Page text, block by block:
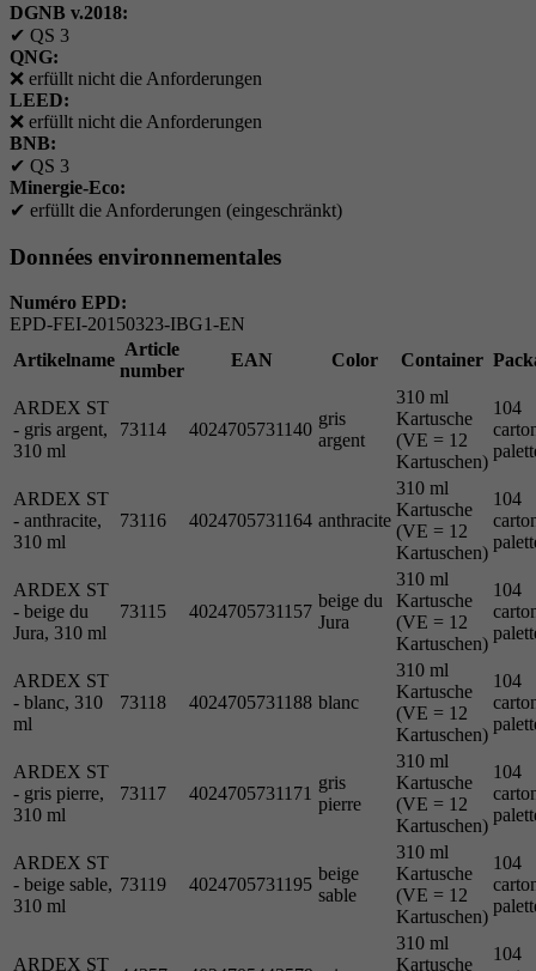
DGNB v.2018:
✔ QS 3
QNG:
❌ erfüllt nicht die Anforderungen
LEED:
❌ erfüllt nicht die Anforderungen
BNB:
✔ QS 3
Minergie-Eco:
✔ erfüllt die Anforderungen (eingeschränkt)
Données environnementales
Numéro EPD:
EPD-FEI-20150323-IBG1-EN
Artikelname
Article
number
EAN Color Container
ARDEX ST
- gris argent,
310 ml
73114 4024705731140
gris
argent
310 ml
Kartusche
(VE = 12
Kartuschen)
104
ARDEX ST
- anthracite,
310 ml
73116 4024705731164 anthracite
310 ml
Kartusche
(VE = 12
Kartuschen)
104
ARDEX ST
- beige du
Jura, 310 ml
73115 4024705731157
beige du
Jura
310 ml
Kartusche
(VE = 12
Kartuschen)
104
ARDEX ST
- blanc, 310
ml
73118 4024705731188 blanc
310 ml
Kartusche
(VE = 12
Kartuschen)
104
ARDEX ST
- gris pierre,
310 ml
73117 4024705731171
gris
pierre
310 ml
Kartusche
(VE = 12
Kartuschen)
104
ARDEX ST
- beige sable,
310 ml
73119 4024705731195
beige
sable
310 ml
Kartusche
(VE = 12
Kartuschen)
104
ARDEX ST
310 ml
Kartusche
104